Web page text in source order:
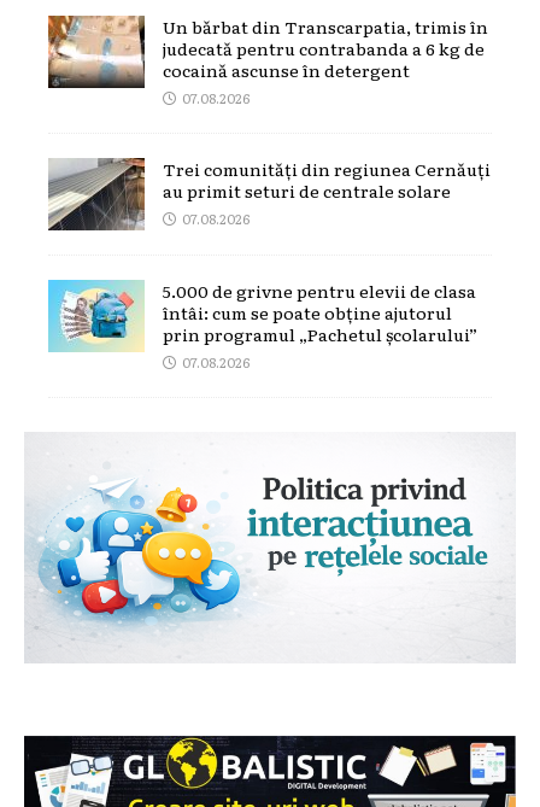
Un bărbat din Transcarpatia, trimis în
judecată pentru contrabanda a 6 kg de
cocaină ascunse în detergent
07.08.2026
Trei comunități din regiunea Cernăuți
au primit seturi de centrale solare
07.08.2026
5.000 de grivne pentru elevii de clasa
întâi: cum se poate obține ajutorul
prin programul „Pachetul școlarului”
07.08.2026